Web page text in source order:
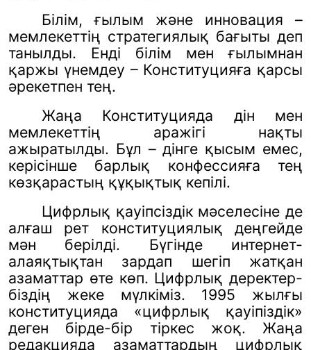
Білім, ғылым және инновация –
мемлекеттің стратегиялық бағыты деп
танылды. Енді білім мен ғылымнан
қаржы үнемдеу – Конституцияға қарсы
әрекетпен тең.
Жаңа Конституцияда дін мен
мемлекеттің аражігі нақты
ажыратылды. Бұл – дінге қысым емес,
керісінше барлық конфессияға тең
көзқарастың құқықтық кепілі.
Цифрлық қауіпсіздік мәселесіне де
алғаш рет конституциялық деңгейде
мән берілді. Бүгінде интернет-
алаяқтықтан зардап шегіп жатқан
азаматтар өте көп. Цифрлық деректер-
біздің жеке мүлкіміз. 1995 жылғы
конституцияда «цифрлық қауіпіздік»
деген бірде-бір тіркес жоқ. Жаңа
редакцияда азаматтардың цифрлық